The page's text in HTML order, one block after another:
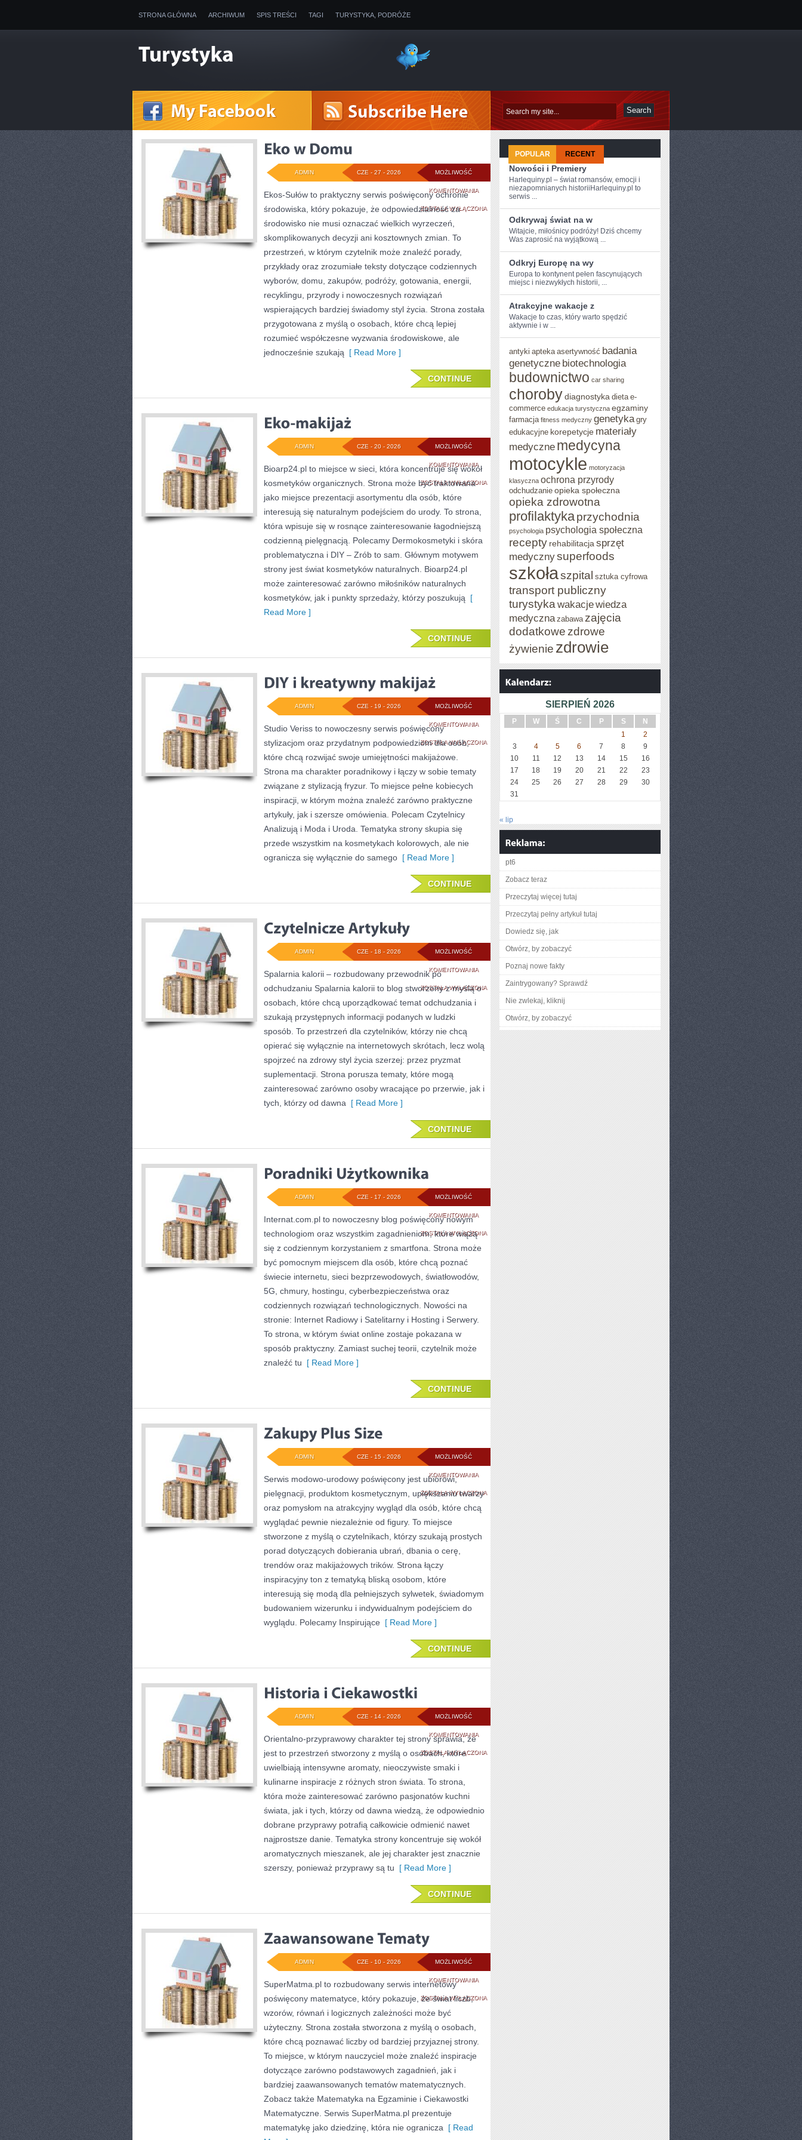
STRONA GŁÓWNA ARCHIWUM SPIS TREŚCI TAGI TURYSTYKA, PODRÓŻE
MOŻLIWOŚĆ
KOMENTOWANIAEKO
W
DOMU
ZOSTAŁA WYŁĄCZONA
CZE - 27 - 2026
ADMIN
Ekos-Sułów to praktyczny serwis poświęcony ochronie
środowiska, który pokazuje, że odpowiedzialność za
środowisko nie musi oznaczać wielkich wyrzeczeń,
skomplikowanych decyzji ani kosztownych zmian. To
przestrzeń, w którym czytelnik może znaleźć porady,
przykłady oraz zrozumiałe teksty dotyczące codziennych
wyborów, domu, zakupów, podróży, gotowania, energii,
recyklingu, przyrody i nowoczesnych rozwiązań
wspierających bardziej świadomy styl życia. Strona została
przygotowana z myślą o osobach, które chcą lepiej
rozumieć współczesne wyzwania środowiskowe, ale
jednocześnie szukają [ Read More ]
CONTINUE
MOŻLIWOŚĆ
KOMENTOWANIAEKO-
MAKIJAŻ
ZOSTAŁA WYŁĄCZONA
CZE - 20 - 2026
ADMIN
Bioarp24.pl to miejsce w sieci, która koncentruje się wokół
kosmetyków organicznych. Strona może być traktowana
jako miejsce prezentacji asortymentu dla osób, które
interesują się naturalnym podejściem do urody. To strona,
która wpisuje się w rosnące zainteresowanie łagodniejszą
codzienną pielęgnacją. Polecamy Dermokosmetyki i skóra
problematyczna i DIY – Zrób to sam. Głównym motywem
strony jest świat kosmetyków naturalnych. Bioarp24.pl
może zainteresować zarówno miłośników naturalnych
kosmetyków, jak i punkty sprzedaży, którzy poszukują [
Read More ]
CONTINUE
MOŻLIWOŚĆ
KOMENTOWANIADIY
I
KREATYWNY
MAKIJAŻ
ZOSTAŁA WYŁĄCZONA
CZE - 19 - 2026
ADMIN
Studio Veriss to nowoczesny serwis poświęcony
stylizacjom oraz przydatnym podpowiedziom dla osób,
które chcą rozwijać swoje umiejętności makijażowe.
Strona ma charakter poradnikowy i łączy w sobie tematy
związane z stylizacją fryzur. To miejsce pełne kobiecych
inspiracji, w którym można znaleźć zarówno praktyczne
artykuły, jak i szersze omówienia. Polecam Czytelnicy
Analizują i Moda i Uroda. Tematyka strony skupia się
przede wszystkim na kosmetykach kolorowych, ale nie
ogranicza się wyłącznie do samego [ Read More ]
CONTINUE
MOŻLIWOŚĆ
KOMENTOWANIACZYTELNICZE
ARTYKUŁY
ZOSTAŁA WYŁĄCZONA
CZE - 18 - 2026
ADMIN
Spalarnia kalorii – rozbudowany przewodnik po
odchudzaniu Spalarnia kalorii to blog stworzony z myślą o
osobach, które chcą uporządkować temat odchudzania i
szukają przystępnych informacji podanych w ludzki
sposób. To przestrzeń dla czytelników, którzy nie chcą
opierać się wyłącznie na internetowych skrótach, lecz wolą
spojrzeć na zdrowy styl życia szerzej: przez pryzmat
suplementacji. Strona porusza tematy, które mogą
zainteresować zarówno osoby wracające po przerwie, jak i
tych, którzy od dawna [ Read More ]
CONTINUE
MOŻLIWOŚĆ
KOMENTOWANIAPORADNIKI
UŻYTKOWNIKA
ZOSTAŁA WYŁĄCZONA
CZE - 17 - 2026
ADMIN
Internat.com.pl to nowoczesny blog poświęcony nowym
technologiom oraz wszystkim zagadnieniom, które wiążą
się z codziennym korzystaniem z smartfona. Strona może
być pomocnym miejscem dla osób, które chcą poznać
świecie internetu, sieci bezprzewodowych, światłowodów,
5G, chmury, hostingu, cyberbezpieczeństwa oraz
codziennych rozwiązań technologicznych. Nowości na
stronie: Internet Radiowy i Satelitarny i Hosting i Serwery.
To strona, w którym świat online zostaje pokazana w
sposób praktyczny. Zamiast suchej teorii, czytelnik może
znaleźć tu [ Read More ]
CONTINUE
MOŻLIWOŚĆ
KOMENTOWANIAZAKUPY
PLUS
SIZE
ZOSTAŁA WYŁĄCZONA
CZE - 15 - 2026
ADMIN
Serwis modowo-urodowy poświęcony jest ubiorowi,
pielęgnacji, produktom kosmetycznym, upiększaniu twarzy
oraz pomysłom na atrakcyjny wygląd dla osób, które chcą
wyglądać pewnie niezależnie od figury. To miejsce
stworzone z myślą o czytelnikach, którzy szukają prostych
porad dotyczących dobierania ubrań, dbania o cerę,
trendów oraz makijażowych trików. Strona łączy
inspiracyjny ton z tematyką bliską osobom, które
interesują się modą dla pełniejszych sylwetek, świadomym
budowaniem wizerunku i indywidualnym podejściem do
wyglądu. Polecamy Inspirujące [ Read More ]
CONTINUE
MOŻLIWOŚĆ
KOMENTOWANIAHISTORIA
I
CIEKAWOSTKI
ZOSTAŁA WYŁĄCZONA
CZE - 14 - 2026
ADMIN
Orientalno-przyprawowy charakter tej strony sprawia, że
jest to przestrzeń stworzony z myślą o osobach, które
uwielbiają intensywne aromaty, nieoczywiste smaki i
kulinarne inspiracje z różnych stron świata. To strona,
która może zainteresować zarówno pasjonatów kuchni
świata, jak i tych, którzy od dawna wiedzą, że odpowiednio
dobrane przyprawy potrafią całkowicie odmienić nawet
najprostsze danie. Tematyka strony koncentruje się wokół
aromatycznych mieszanek, ale jej charakter jest znacznie
szerszy, ponieważ przyprawy są tu [ Read More ]
CONTINUE
MOŻLIWOŚĆ
KOMENTOWANIAZAAWANSOWANE
TEMATY
ZOSTAŁA WYŁĄCZONA
CZE - 10 - 2026
ADMIN
SuperMatma.pl to rozbudowany serwis internetowy
poświęcony matematyce, który pokazuje, że świat liczb,
wzorów, równań i logicznych zależności może być
użyteczny. Strona została stworzona z myślą o osobach,
które chcą poznawać liczby od bardziej przyjaznej strony.
To miejsce, w którym nauczyciel może znaleźć inspiracje
dotyczące zarówno podstawowych zagadnień, jak i
bardziej zaawansowanych tematów matematycznych.
Zobacz także Matematyka na Egzaminie i Ciekawostki
Matematyczne. Serwis SuperMatma.pl prezentuje
matematykę jako dziedzinę, która nie ogranicza [ Read
POPULAR RECENT
Nowości i Premiery
Harlequiny.pl – świat romansów, emocji i
niezapomnianych historiiHarlequiny.pl to
serwis ...
Odkrywaj świat na w
Witajcie, miłośnicy podróży! Dziś chcemy
Was zaprosić na⁤ wyjątkową ...
Odkryj Europę na wy
Europa‌ to kontynent pełen fascynujących
miejsc i niezwykłych​ historii, ...
Atrakcyjne wakacje z
Wakacje to czas,‌ który warto‍ spędzić
aktywnie⁣ i‌ w ...
antyki apteka asertywność badania
genetyczne biotechnologia
budownictwo car sharing
chorobydiagnostyka dieta e-
commerce edukacja turystyczna egzaminy
farmacja fitness medyczny genetyka gry
edukacyjne korepetycje materiały
medyczne medycyna
motocykle motoryzacja
klasyczna ochrona przyrody
odchudzanie opieka społeczna
opieka zdrowotna
profilaktykaprzychodnia
psychologia psychologia społeczna
recepty rehabilitacja sprzęt
medycznysuperfoods
szkołaszpital sztuka cyfrowa
transport publiczny
turystyka wakacjewiedza
medyczna zabawa zajęcia
dodatkowe zdrowe
żywienie zdrowie
SIERPIEŃ 2026
P W Ś C P S
N
1
2
3
4 5 6 7 8
9
10
11 12 13 14 15
16
17
18 19 20 21 22
23
24
25 26 27 28 29
30
31
« lip
pt6
Zobacz teraz
Przeczytaj więcej tutaj
Przeczytaj pełny artykuł tutaj
Dowiedz się, jak
Otwórz, by zobaczyć
Poznaj nowe fakty
Zaintrygowany? Sprawdź
Nie zwlekaj, kliknij
Otwórz, by zobaczyć